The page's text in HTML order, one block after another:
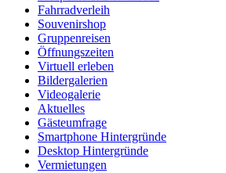
Fahrradverleih
Souvenirshop
Gruppenreisen
Öffnungszeiten
Virtuell erleben
Bildergalerien
Videogalerie
Aktuelles
Gästeumfrage
Smartphone Hintergründe
Desktop Hintergründe
Vermietungen